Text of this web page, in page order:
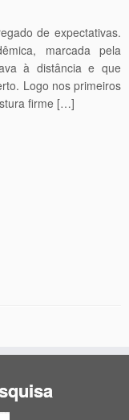
de expectativas.
marcada pela
à distância e que
Logo nos primeiros
firme […]